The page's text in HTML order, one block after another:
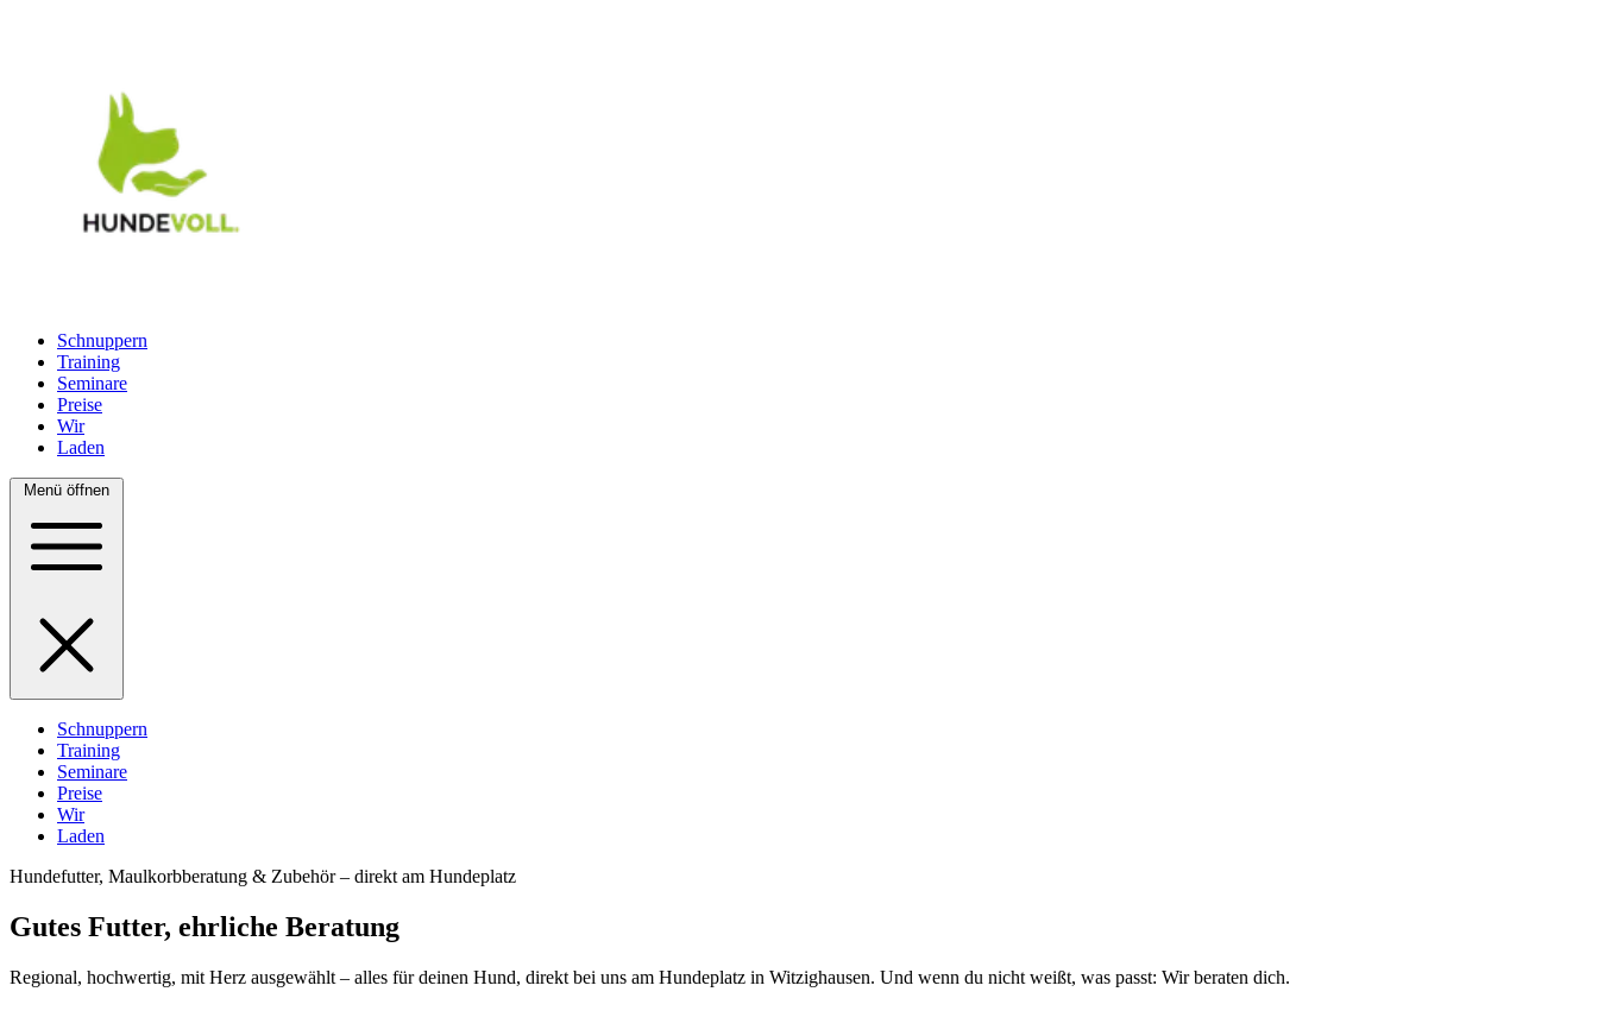
Schnuppern
Training
Seminare
Preise
Wir
Laden
Menü öffnen
Schnuppern
Training
Seminare
Preise
Wir
Laden
Hundefutter, Maulkorbberatung & Zubehör – direkt am Hundeplatz
Gutes Futter, ehrliche Beratung
Regional, hochwertig, mit Herz ausgewählt – alles für deinen Hund, direkt bei uns am Hundeplatz in Witzighausen. Und wenn du nicht weißt, was passt: Wir beraten dich.